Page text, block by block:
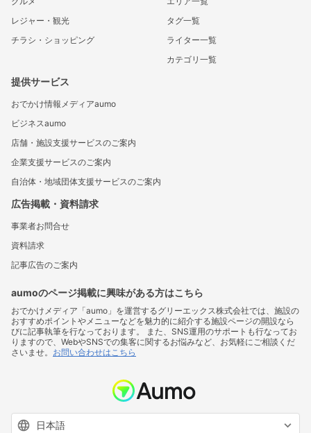
レジャー・観光
チラシ・ショッピング
タグ一覧
ライター一覧
カテゴリ一覧
提供サービス
おでかけ情報メディアaumo
ビジネスaumo
店舗・施設支援サービスのご案内
企業支援サービスのご案内
自治体・地域団体支援サービスのご案内
広告掲載・資料請求
事業者お問合せ
資料請求
記事広告のご案内
aumoのページ掲載に興味がある方はこちら
おでかけメディア「aumo」を運営するグリーエックス株式会社では、施設の
おすすめポイントやメニューなどを魅力的に紹介する施設ページの開設なら
びに記事執筆を行なっております。 また、SNS運用のサポートも行なってお
りますので、WebやSNSでの集客に関するお悩みなど、お気軽にご相談くだ
さいませ。 お問い合わせはこちら